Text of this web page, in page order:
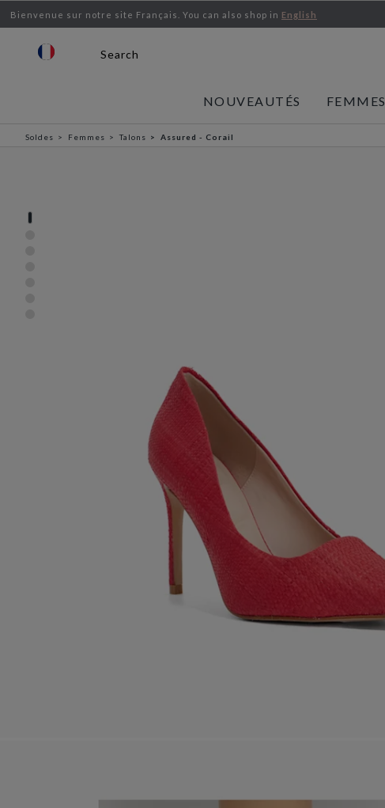
Bienvenue sur notre site Français. You can also shop in English
Search
NOUVEAUTÉS FEMMES
Soldes Femmes Talons Assured - Corail